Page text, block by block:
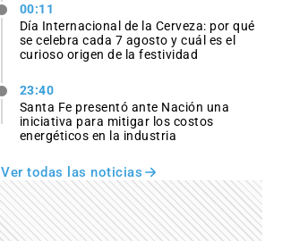
00:11
Día Internacional de la Cerveza: por qué
se celebra cada 7 agosto y cuál es el
curioso origen de la festividad
23:40
Santa Fe presentó ante Nación una
iniciativa para mitigar los costos
energéticos en la industria
Ver todas las noticias